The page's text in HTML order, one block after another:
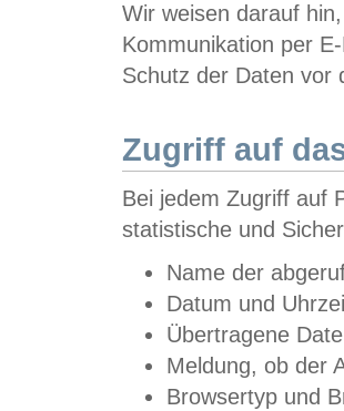
Wir weisen darauf
Kommunikation per
Schutz der Daten vor
Zugriff auf
Bei jedem Zugriff auf
statistische und
Name der
Datum und
Übertragene
Meldung, ob der
Browsertyp und